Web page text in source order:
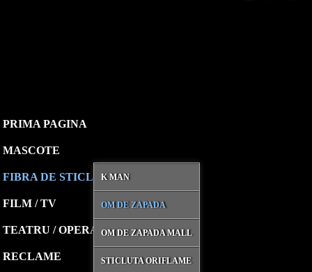
PRIMA PAGINA
MASCOTE
FIBRA DE STICLAK MAN
OM DE ZAPADA
OM DE ZAPADA MALL
STICLUTA ORIFLAME
FILM / TV
TEATRU / OPERA
RECLAME